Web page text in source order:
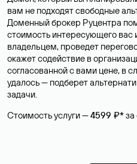
вам не подходят свободные
Доменный брокер Руцентра
стоимость интересующего вас
владельцем, проведет
окажет содействие в
согласованной с вами цене, в
удалось — подберет
задачи.
Стоимость услуги —4599 ₽*